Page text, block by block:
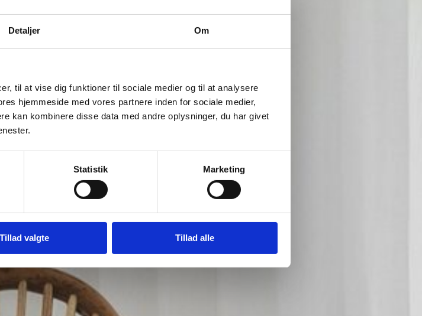
Detaljer Om
til at vise dig funktioner til sociale medier og til at analysere
hjemmeside med vores partnere inden for sociale medier,
kan kombinere disse data med andre oplysninger, du har givet
Statistik Marketing
Tillad valgte Tillad alle
kunder med skræddersyede
vores Gardinbus komme hjem til dig
hvad du vælger, står vi klar til at
Kontakt